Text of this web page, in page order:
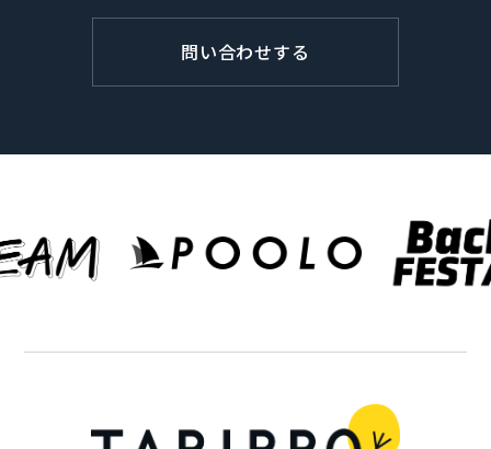
問い合わせする